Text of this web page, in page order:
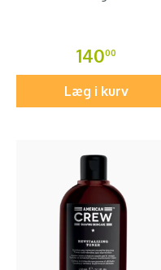
14000
Læg i kurv